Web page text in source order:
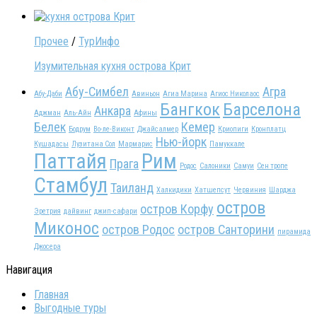
Прочее / ТурИнфо
Изумительная кухня острова Крит
Абу-Даби Абу-Симбел Авиньон Агиа Марина Агиос Николаос Агра
Аджман Аль-Айн Анкара Афины Бангкок Барселона
Белек Бодрум Во-ле-Виконт Джайсалмер Кемер Криопиги Кронплатц
Кушадасы Лузитана Сол Мармарис Нью-йорк Памуккале
Паттайя Прага Рим Родос Салоники Самуи Сен тропе
Стамбул Таиланд Халкидики Хатшепсут Червиния Шарджа
Эретрия дайвинг джип-сафари остров Корфу остров
Миконос остров Родос остров Санторини пирамида
Джосера
Навигация
Главная
Выгодные туры